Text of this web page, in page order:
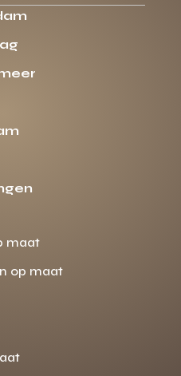
maat
op maat